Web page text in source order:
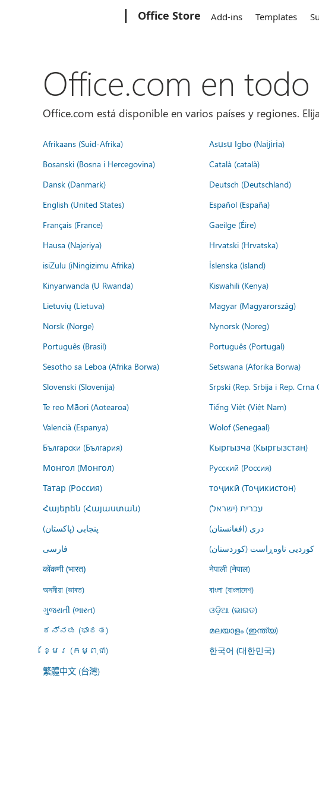
Office Store Add-ins Templates
Office.com en
Office.com está disponible en varios países y regiones.
Afrikaans (Suid-Afrika) Asụsụ Igbo (Naịjịrịa)
Bosanski (Bosna i Hercegovina)
Català (català)
Dansk (Danmark)
Deutsch (Deutschland)
English (United States)
Español (España)
Français (France)
Gaeilge (Éire)
Hausa (Najeriya)
Hrvatski (Hrvatska)
isiZulu (iNingizimu Afrika)
Íslenska (ísland)
Kinyarwanda (U Rwanda)
Kiswahili (Kenya)
Lietuvių (Lietuva)
Magyar (Magyarország)
Norsk (Norge)
Nynorsk (Noreg)
Português (Brasil)
Português (Portugal)
Sesotho sa Leboa (Afrika Borwa)
Setswana (Aforika Borwa)
Slovenski (Slovenija)
Srpski (Rep. Srbija i Rep. Crna
Te reo Māori (Aotearoa)
Tiếng Việt (Việt Nam)
Valencià (Espanya)
Wolof (Senegaal)
Български (България)
Кыргызча (Кыргызстан)
Монгол (Монгол)
Русский (Россия)
Татар (Россия)
тоҷикӣ (Тоҷикистон)
Հայերեն (Հայաստան)
עברית (ישראל)
پنجابی (پاکستان)
درى (افغانستان)
فارسى
کوردیی ناوەڕاست (کوردستان)
कोंकणी (भारत) नेपाली (नेपाल)
অসমীয়া (ভাৰত) বাংলা (বাংলাদেশ)
ગુજરાતી (ભારત)
ଓଡ଼ିଆ (ଭାରତ)
ಕನ್ನಡ (ಭಾರತ)
മലയാളം (ഇന്ത്യ)
ខ្មែរ (កម្ពុជា)
한국어 (대한민국)
繁體中文 (台灣)